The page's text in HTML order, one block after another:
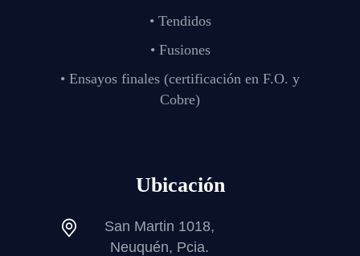
• Tendidos
• Fusiones
• Ensayos finales (certificación en F.O. y
Cobre)
Ubicación
San Martin 1018,
Neuquén, Pcia.